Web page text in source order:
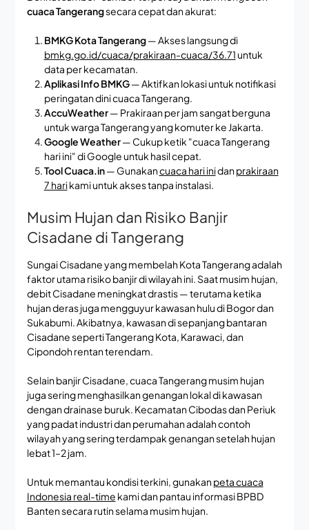
cuaca Tangerangsecara cepat dan akurat:
BMKG Kota Tangerang— Akses langsung di
bmkg.go.id/cuaca/prakiraan-cuaca/36.71 untuk
data per kecamatan.
Aplikasi Info BMKG— Aktifkan lokasi untuk notifikasi
peringatan dini cuaca Tangerang.
AccuWeather— Prakiraan per jam sangat berguna
untuk warga Tangerang yang komuter ke Jakarta.
Google Weather— Cukup ketik "cuaca Tangerang
hari ini" di Google untuk hasil cepat.
Tool Cuaca.in— Gunakancuaca hari inidanprakiraan
7 harikami untuk akses tanpa instalasi.
Musim Hujan dan Risiko Banjir
Cisadane di Tangerang
Sungai Cisadane yang membelah Kota Tangerang adalah
faktor utama risiko banjir di wilayah ini. Saat musim hujan,
debit Cisadane meningkat drastis — terutama ketika
hujan deras juga mengguyur kawasan hulu di Bogor dan
Sukabumi. Akibatnya, kawasan di sepanjang bantaran
Cisadane seperti Tangerang Kota, Karawaci, dan
Cipondoh rentan terendam.
Selain banjir Cisadane, cuaca Tangerang musim hujan
juga sering menghasilkan genangan lokal di kawasan
dengan drainase buruk. Kecamatan Cibodas dan Periuk
yang padat industri dan perumahan adalah contoh
wilayah yang sering terdampak genangan setelah hujan
lebat 1–2 jam.
Untuk memantau kondisi terkini, gunakanpeta cuaca
Indonesia real-time kami dan pantau informasi BPBD
Banten secara rutin selama musim hujan.